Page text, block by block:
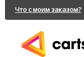
Что с моим заказом?